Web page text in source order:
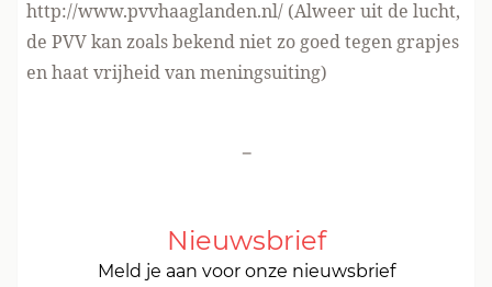
http://www.pvvhaaglanden.nl/ (Alweer uit de lucht,
de PVV kan zoals bekend niet zo goed tegen grapjes
en haat vrijheid van meningsuiting)
-
Nieuwsbrief
Meld je aan voor onze nieuwsbrief